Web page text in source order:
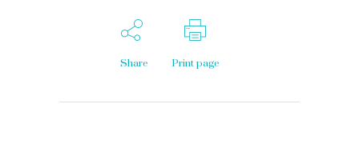
Share Print page